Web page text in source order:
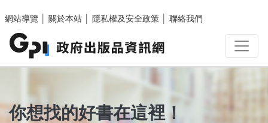
網站導覽
關於本站 隱私權及安全政策 聯絡我們
你想找的好書在這裡！